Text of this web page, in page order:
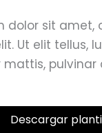
dolor sit amet,
Ut elit tellus,
pulvinar
Descargar